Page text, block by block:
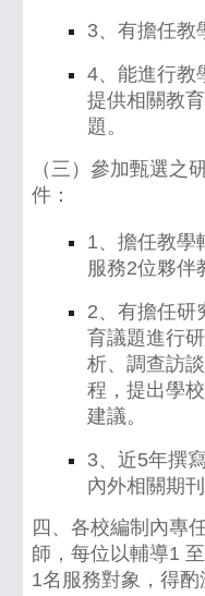
3、有擔任教
4、能進行教
提供相關教
題。
（三）參加甄選之
件：
1、擔任教學
服務2位夥伴
2、有擔任研
育議題進行
析、調查訪
程，提出學
建議。
3、近5年撰
內外相關期
四、各校編制內專
師，每位以輔導1
1名服務對象，得